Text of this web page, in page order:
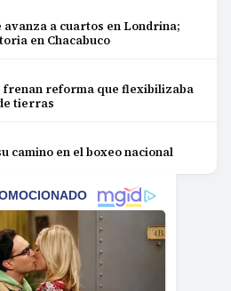
a cuartos en Londrina;
en Chacabuco
frenan reforma que flexibilizaba
tierras
camino en el boxeo nacional